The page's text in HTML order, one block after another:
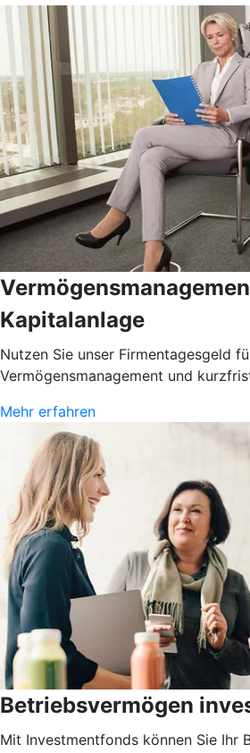
Kapitalanlage
Nutzen Sie unser Firmentagesgeld
Vermögensmanagement und
Mehr erfahren
Betriebsvermögen
Mit Investmentfonds können Sie Ihr